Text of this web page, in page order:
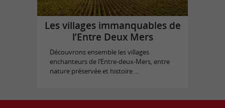
Les villages immanquables de
l’Entre Deux Mers
Découvrons ensemble les villages
enchanteurs de l’Entre-deux-Mers, entre
nature préservée et histoire ...